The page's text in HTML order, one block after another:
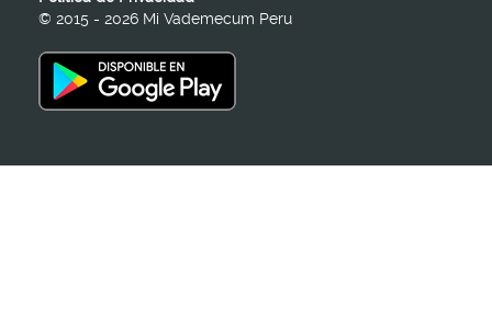
© 2015 - 2026 Mi Vademecum Peru